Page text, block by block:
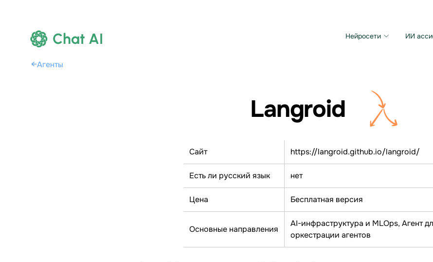
Chat AI Нейросети ИИ
←Агенты
Langroid
Сайт https://langroid.github.io/langroid/
Есть ли русский язык нет
Цена Бесплатная версия
Основные направления
AI-инфраструктура и MLOps, Агент
оркестрации агентов